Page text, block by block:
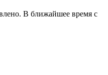
В ближайшее время с